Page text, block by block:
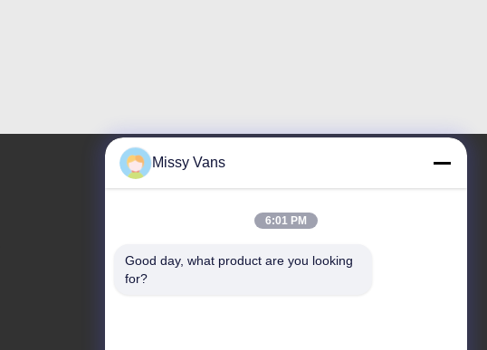
8028号 金チェン工業センター 南リクシン道路 富ヨン
Missy Vans
6:01 PM
Good day, what product are you looking
for?